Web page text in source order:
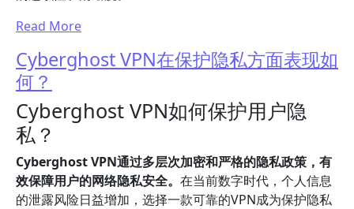
Read More
Cyberghost VPN在保护隐私方面表现如
何？
Cyberghost VPN如何保护用户隐
私？
Cyberghost VPN通过多层次加密和严格的隐私政策，有
效保障用户的网络隐私安全。 在当前数字时代，个人信息
的泄露风险日益增加，选择一款可靠的VPN成为保护隐私